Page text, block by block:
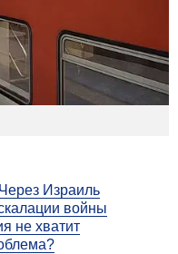
Израиль
войны
не хватит